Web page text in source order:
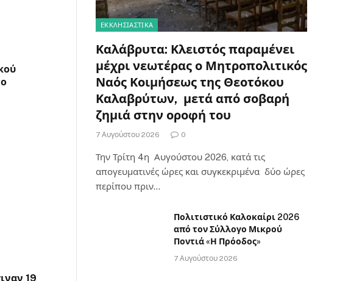
19
ΕΚΚΛΗΣΙΑΣΤΙΚΑ
Καλάβρυτα: Κλειστός παραμένει
μέχρι νεωτέρας ο Μητροπολιτικός
Ναός Κοιμήσεως της Θεοτόκου
Καλαβρύτων, μετά από σοβαρή
ζημιά στην οροφή του
7 Αυγούστου 2026 0
Την Τρίτη 4η Αυγούστου 2026, κατά τις
απογευματινές ώρες και συγκεκριμένα δύο ώρες
περίπου πριν…
Πολιτιστικό Καλοκαίρι 2026
από τον Σύλλογο Μικρού
Ποντιά «Η Πρόοδος»
7 Αυγούστου 2026